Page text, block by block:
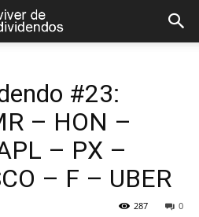
#23:
– HON –
– PX –
– F – UBER
0
287